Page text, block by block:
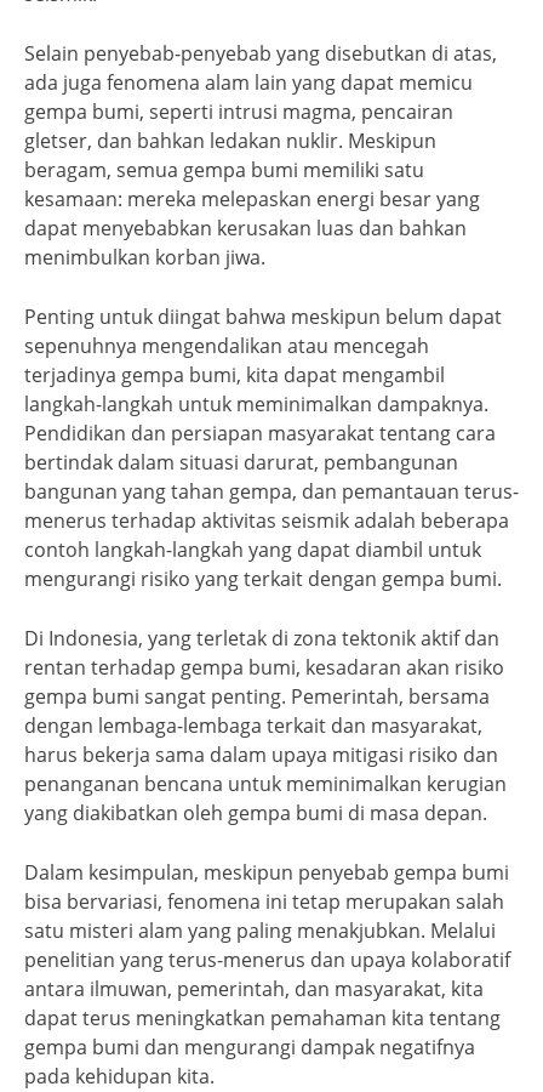
Selain penyebab-penyebab yang disebutkan di atas,
ada juga fenomena alam lain yang dapat memicu
gempa bumi, seperti intrusi magma, pencairan
gletser, dan bahkan ledakan nuklir. Meskipun
beragam, semua gempa bumi memiliki satu
kesamaan: mereka melepaskan energi besar yang
dapat menyebabkan kerusakan luas dan bahkan
menimbulkan korban jiwa.
Penting untuk diingat bahwa meskipun belum dapat
sepenuhnya mengendalikan atau mencegah
terjadinya gempa bumi, kita dapat mengambil
langkah-langkah untuk meminimalkan dampaknya.
Pendidikan dan persiapan masyarakat tentang cara
bertindak dalam situasi darurat, pembangunan
bangunan yang tahan gempa, dan pemantauan terus-
menerus terhadap aktivitas seismik adalah beberapa
contoh langkah-langkah yang dapat diambil untuk
mengurangi risiko yang terkait dengan gempa bumi.
Di Indonesia, yang terletak di zona tektonik aktif dan
rentan terhadap gempa bumi, kesadaran akan risiko
gempa bumi sangat penting. Pemerintah, bersama
dengan lembaga-lembaga terkait dan masyarakat,
harus bekerja sama dalam upaya mitigasi risiko dan
penanganan bencana untuk meminimalkan kerugian
yang diakibatkan oleh gempa bumi di masa depan.
Dalam kesimpulan, meskipun penyebab gempa bumi
bisa bervariasi, fenomena ini tetap merupakan salah
satu misteri alam yang paling menakjubkan. Melalui
penelitian yang terus-menerus dan upaya kolaboratif
antara ilmuwan, pemerintah, dan masyarakat, kita
dapat terus meningkatkan pemahaman kita tentang
gempa bumi dan mengurangi dampak negatifnya
pada kehidupan kita.